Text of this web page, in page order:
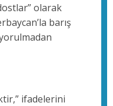
olarak
barış
ifadelerini